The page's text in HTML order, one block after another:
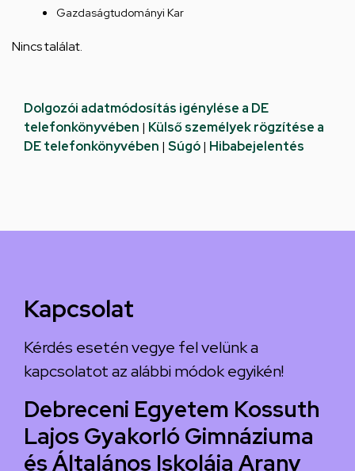
Gazdaságtudományi Kar
Nincs találat.
Dolgozói adatmódosítás igénylése a DE
telefonkönyvében | Külső személyek rögzítése a
DE telefonkönyvében | Súgó| Hibabejelentés
Kapcsolat
Kérdés esetén vegye fel velünk a
kapcsolatot az alábbi módok egyikén!
Debreceni Egyetem Kossuth
Lajos Gyakorló Gimnáziuma
és Általános Iskolája Arany